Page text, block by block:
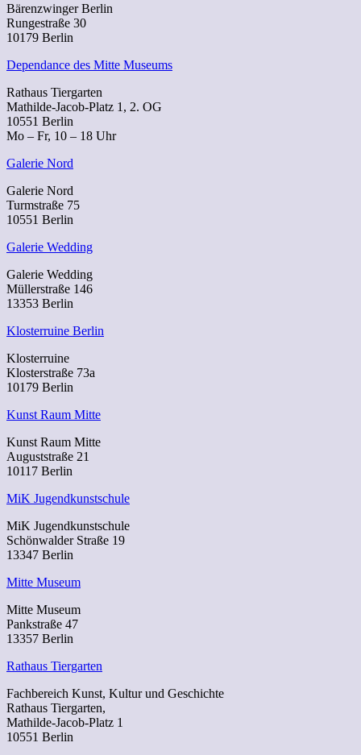
Bärenzwinger Berlin
Rungestraße 30
10179 Berlin
Dependance des Mitte Museums
Rathaus Tiergarten
Mathilde-Jacob-Platz 1, 2. OG
10551 Berlin
Mo – Fr, 10 – 18 Uhr
Galerie Nord
Galerie Nord
Turmstraße 75
10551 Berlin
Galerie Wedding
Galerie Wedding
Müllerstraße 146
13353 Berlin
Klosterruine Berlin
Klosterruine
Klosterstraße 73a
10179 Berlin
Kunst Raum Mitte
Kunst Raum Mitte
Auguststraße 21
10117 Berlin
MiK Jugendkunstschule
MiK Jugendkunstschule
Schönwalder Straße 19
13347 Berlin
Mitte Museum
Mitte Museum
Pankstraße 47
13357 Berlin
Rathaus Tiergarten
Fachbereich Kunst, Kultur und Geschichte
Rathaus Tiergarten,
Mathilde-Jacob-Platz 1
10551 Berlin